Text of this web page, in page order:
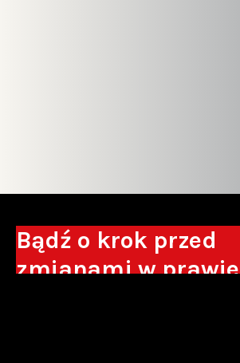
Bądź o krok przed
zmianami w prawie